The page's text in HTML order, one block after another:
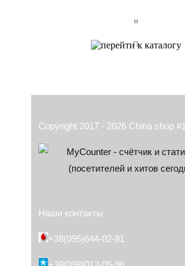
п
п
Copyright 2017 - 2026 China shop #1
Наши контакты
+38(095)644-02-81